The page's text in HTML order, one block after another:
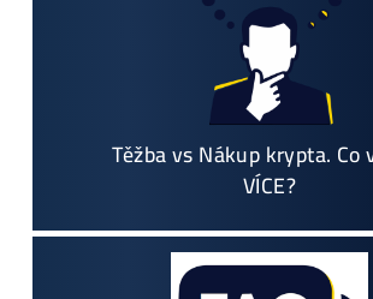
Masivní 6-8x Růst